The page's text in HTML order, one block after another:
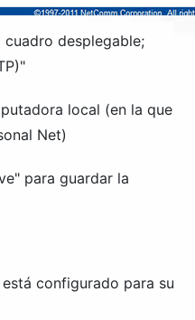
cuadro desplegable;
"
local (en la que
Net)
" para guardar la
configurado para su